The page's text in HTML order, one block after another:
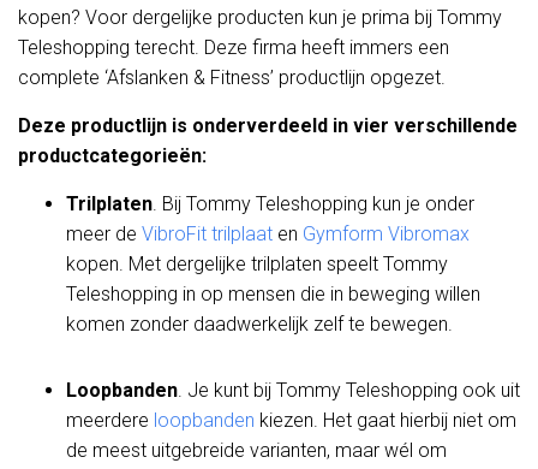
kopen? Voor dergelijke producten kun je prima bij Tommy
Teleshopping terecht. Deze firma heeft immers een
complete ‘Afslanken & Fitness’ productlijn opgezet.
Deze productlijn is onderverdeeld in vier verschillende
productcategorieën:
Trilplaten. Bij Tommy Teleshopping kun je onder
meer de VibroFit trilplaat en Gymform Vibromax
kopen. Met dergelijke trilplaten speelt Tommy
Teleshopping in op mensen die in beweging willen
komen zonder daadwerkelijk zelf te bewegen.
Loopbanden. Je kunt bij Tommy Teleshopping ook uit
meerdere loopbanden kiezen. Het gaat hierbij niet om
de meest uitgebreide varianten, maar wél om